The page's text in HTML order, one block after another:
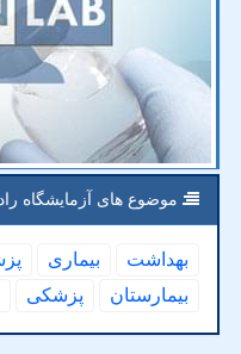
موضوع های آزمایشگاه
بهداشت بیماری
بیمارستان
پزشكی